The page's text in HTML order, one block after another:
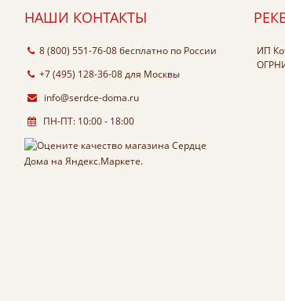
НАШИ КОНТАКТЫ
8 (800) 551-76-08бесплатно по России
+7 (495) 128-36-08для Москвы
info@serdce-doma.ru
ПН-ПТ: 10:00 - 18:00
ИП